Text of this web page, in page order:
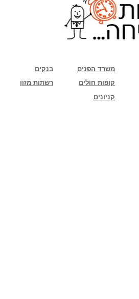
בנקים משרד הפנים
רשתות מזון
קופות חולים
קניונים